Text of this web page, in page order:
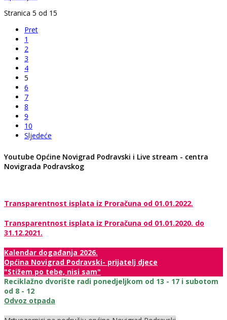
Stranica 5 od 15
Pret
1
2
3
4
5
6
7
8
9
10
Sljedeće
Youtube Općine Novigrad Podravski i Live stream - centra
Novigrada Podravskog
Transparentnost isplata iz Proračuna od 01.01.2022.
Transparentnost isplata iz Proračuna od 01.01.2020. do
31.12.2021.
Kalendar događanja 2026.
Općina Novigrad Podravski- prijatelj djece
"Stižem po tebe, nisi sam"
Reciklažno dvorište radi ponedjeljkom od 13 - 17 i subotom
od 8 - 12
Odvoz otpada